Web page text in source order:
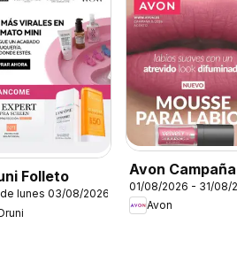
Folleto
lunes 03/08/2026
Avon
01/08/2026 - 31/08/
Avon